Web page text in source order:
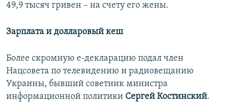
49,9 тысяч гривен – на счету его жены.
Зарплата и долларовый кеш
Более скромную е-декларацию подал член
Нацсовета по телевидению и радиовещанию
Украины, бывший советник министра
информационной политики Сергей Костинский.